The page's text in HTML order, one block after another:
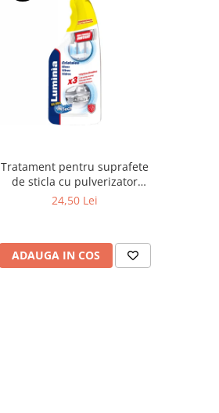
Tratament pentru suprafete
de sticla cu pulverizator
750ml
24,50 Lei
ADAUGA IN COS